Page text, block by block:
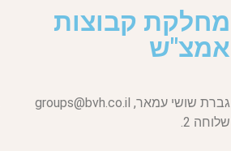
מחלקת קבוצות
אמצ"ש
גברת שושי עמאר, groups@bvh.co.il
שלוחה 2.